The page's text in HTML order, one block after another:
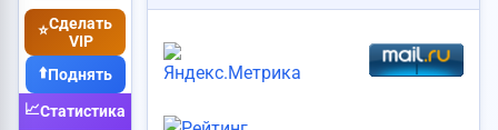
Пропали ключи
Куплю видеокарту
⭐Сделать
VIP
⬆️Поднять
📈Статистика